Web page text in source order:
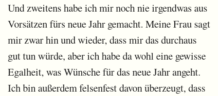
Und zweitens habe ich mir noch nie irgendwas aus
Vorsätzen fürs neue Jahr gemacht. Meine Frau sagt
mir zwar hin und wieder, dass mir das durchaus
gut tun würde, aber ich habe da wohl eine gewisse
Egalheit, was Wünsche für das neue Jahr angeht.
Ich bin außerdem felsenfest davon überzeugt, dass